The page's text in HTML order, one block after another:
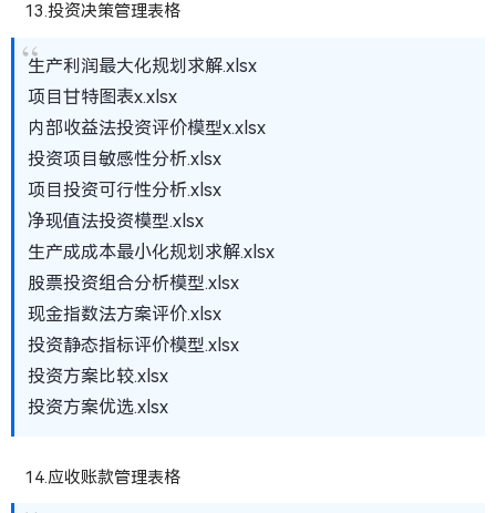
13.投资决策管理表格
生产利润最大化规划求解.xlsx
项目甘特图表x.xlsx
内部收益法投资评价模型x.xlsx
投资项目敏感性分析.xlsx
项目投资可行性分析.xlsx
净现值法投资模型.xlsx
生产成成本最小化规划求解.xlsx
股票投资组合分析模型.xlsx
现金指数法方案评价.xlsx
投资静态指标评价模型.xlsx
投资方案比较.xlsx
投资方案优选.xlsx
14.应收账款管理表格